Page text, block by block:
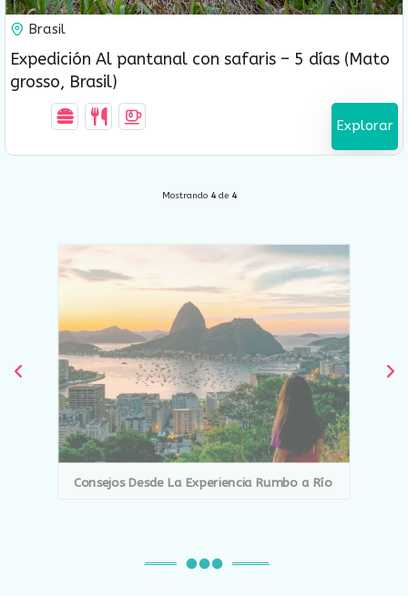
Brasil
Expedición Al pantanal con safaris – 5 días (Mato
grosso, Brasil)
Explorar
Mostrando 4de 4
Consejos Desde La Experiencia Rumbo a Río